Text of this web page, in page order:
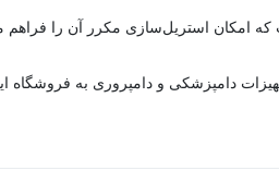
که امکان استریل‌سازی مکرر آن را
دامپزشکی و دامپروری به فروشگاه